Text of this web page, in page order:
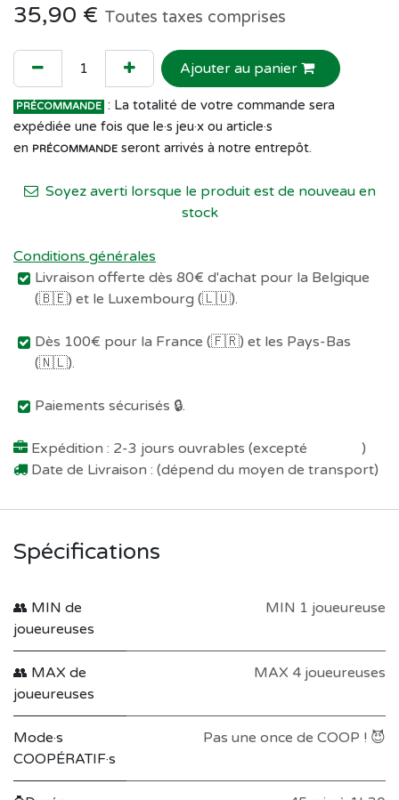
35,90 € Toutes taxes comprises
Ajouter au panier
PRÉCOMMANDE : La totalité de votre commande sera
expédiée une fois que le·s jeu·x ou article·s
en PRÉCOMMANDE seront arrivés à notre entrepôt.
Soyez averti lorsque le produit est de nouveau en
stock
Conditions générales
Livraison offerte dès 80€ d'achat pour la Belgique
(🇧🇪) et le Luxembourg (🇱🇺).
Dès 100€ pour la France (🇫🇷) et les Pays-Bas
(🇳🇱).
Paiements sécurisés 🔒.
Expédition : 2-3 jours ouvrables (excepté
)
Date de Livraison : (dépend du moyen de transport)
Spécifications
👥 MIN de
joueureuses
MIN 1 joueureuse
👥 MAX de
joueureuses
MAX 4 joueureuses
Mode·s
COOPÉRATIF·s
Pas une once de COOP ! 😈